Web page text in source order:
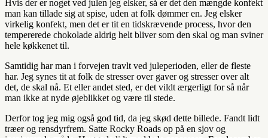
Hvis der er noget ved julen jeg elsker, så er det den mængde konfekt
man kan tillade sig at spise, uden at folk dømmer en. Jeg elsker
virkelig konfekt, men det er tit en tidskrævende process, hvor den
tempererede chokolade aldrig helt bliver som den skal og man sviner
hele køkkenet til.
Samtidig har man i forvejen travlt ved juleperioden, eller de fleste
har. Jeg synes tit at folk de stresser over gaver og stresser over alt
det, de skal nå. Et eller andet sted, er det vildt ærgerligt for så når
man ikke at nyde øjeblikket og være til stede.
Derfor tog jeg mig også god tid, da jeg skød dette billede. Fandt lidt
træer og rensdyrfrem. Satte Rocky Roads op på en sjov og